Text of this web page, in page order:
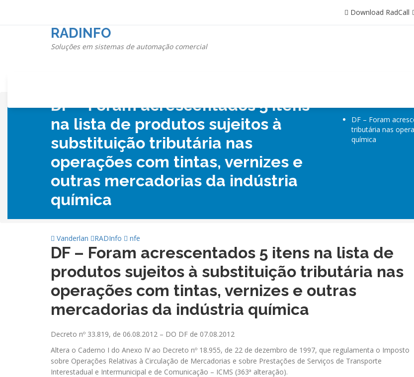
o
Download RadCall
RADINFO
Soluções em sistemas de automação comercial
DF – Foram acrescentados 5 itens
na lista de produtos sujeitos à
substituição tributária nas
operações com tintas, vernizes e
outras mercadorias da indústria
química
DF – Foram
tributária nas
química
Vanderlan RADInfo nfe
DF – Foram acrescentados 5 itens na lista de
produtos sujeitos à substituição tributária nas
operações com tintas, vernizes e outras
mercadorias da indústria química
Decreto nº 33.819, de 06.08.2012 – DO DF de 07.08.2012
Altera o Caderno I do Anexo IV ao Decreto nº 18.955, de 22 de dezembro de 1997, que regulamenta o Imposto
sobre Operações Relativas à Circulação de Mercadorias e sobre Prestações de Serviços de Transporte
Interestadual e Intermunicipal e de Comunicação – ICMS (363ª alteração).